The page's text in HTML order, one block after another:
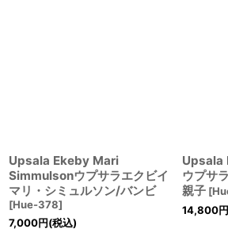
Upsala Ekeby Mari
Simmulsonウプサラエクビイ
マリ・シミュルソン/バンビ
[Hue-378]
7,000円(税込)
Upsala
ウプサ
親子 [
14,800円